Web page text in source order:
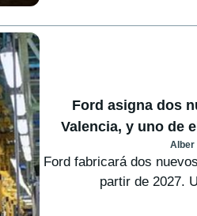
Ford asigna dos
Valencia, y uno de
Alber
Ford fabricará dos
partir de 2027.